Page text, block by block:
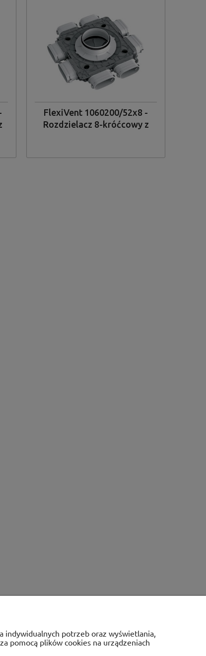
FlexiVent 1060200/52x8 -
Rozdzielacz 8-króćcowy z
indywidualnych potrzeb oraz wyświetlania,
pomocą plików cookies na urządzeniach